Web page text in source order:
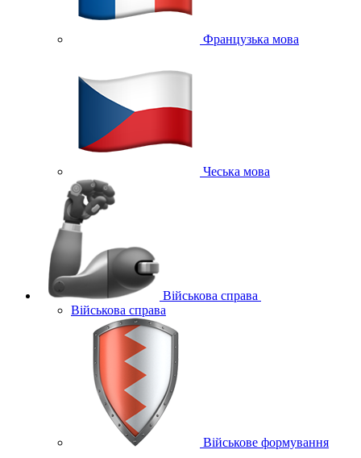
Французька мова
Чеська мова
Військова справа
Військова справа
Військове формування